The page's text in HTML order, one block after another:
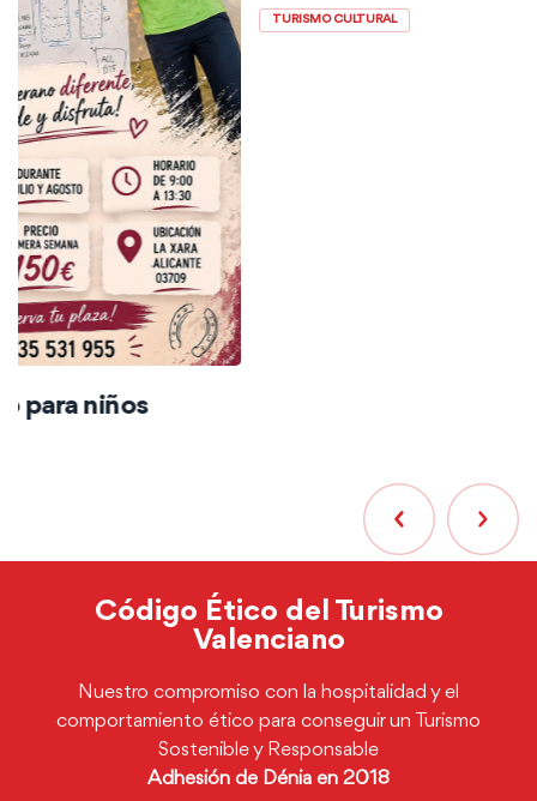
TURISMO CULTURAL
Código Ético del Turismo
Valenciano
Nuestro compromiso con la hospitalidad y el
comportamiento ético para conseguir un Turismo
Sostenible y Responsable
Adhesión de Dénia en 2018